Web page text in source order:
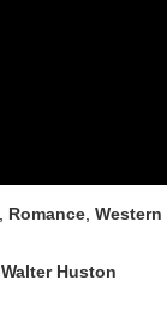
Romance Western
Walter Huston